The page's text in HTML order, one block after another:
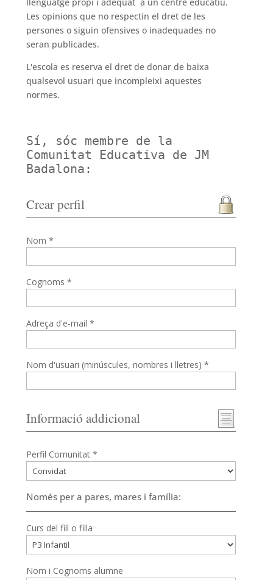
Les opinions que no respectin el dret de les
persones o siguin ofensives o inadequades no
seran publicades.
L'escola es reserva el dret de donar de baixa
qualsevol usuari que incompleixi aquestes
normes.
Sí, sóc membre de la
Comunitat Educativa de JM
Badalona:
Crear perfil
Nom *
Cognoms *
Adreça d'e-mail *
Nom d'usuari (minúscules, nombres i lletres) *
Informació addicional
Perfil Comunitat *
Només per a pares, mares i família:
Curs del fill o filla
Nom i Cognoms alumne